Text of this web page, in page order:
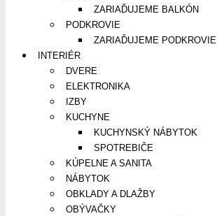
ZARIAĎUJEME BALKÓN
PODKROVIE
ZARIAĎUJEME PODKROVIE
INTERIÉR
DVERE
ELEKTRONIKA
IZBY
KUCHYNE
KUCHYNSKÝ NÁBYTOK
SPOTREBIČE
KÚPELNE A SANITA
NÁBYTOK
OBKLADY A DLAŽBY
OBÝVAČKY